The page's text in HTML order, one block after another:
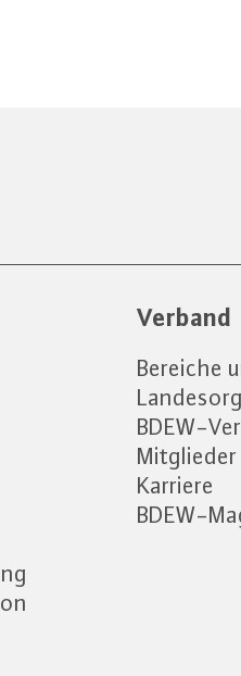
Verband
Bereiche
BDEW-
Mitglieder
Karriere
BDEW-